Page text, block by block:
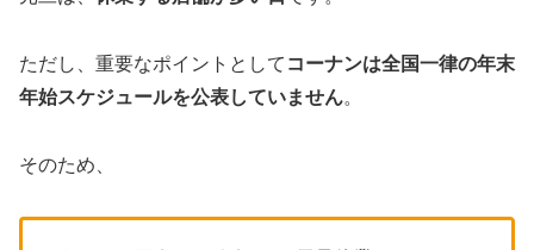
ただし、重要なポイントとして コーナンは全国一律の年末
年始スケジュールを公表していません。
そのため、